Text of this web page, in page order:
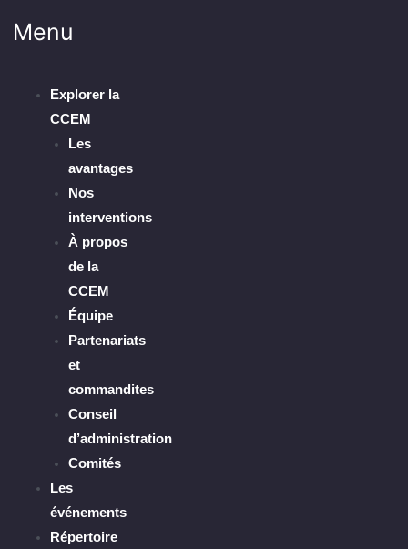
Menu
Explorer la
CCEM
Les
avantages
Nos
interventions
À propos
de la
CCEM
Équipe
Partenariats
et
commandites
Conseil
d’administration
Comités
Les
événements
Répertoire